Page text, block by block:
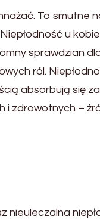
To smutne
u
sprawdzian
ról.
absorbują się
zdrowotnych –
nieuleczalna